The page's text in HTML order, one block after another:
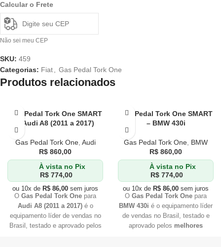
Calcular o Frete
Não sei meu CEP
SKU: 459
Categorias: Fiat Gas Pedal Tork One
Produtos relacionados
Gas Pedal Tork One SMART
– Audi A8 (2011 a 2017)
Gas Pedal Tork One, Audi
R$ 860,00
À vista no Pix
R$ 774,00
ou 10x de R$ 86,00 sem juros
O Gas Pedal Tork One para
Audi A8 (2011 a 2017) é o
equipamento líder de vendas no
Brasil, testado e aprovado pelos
Gas Pedal Tork One SMART
– BMW 430i
Gas Pedal Tork One BMW
R$ 860,00
À vista no Pix
R$ 774,00
ou 10x de R$ 86,00 sem juros
O Gas Pedal Tork One para
BMW 430i é o equipamento líder
de vendas no Brasil, testado e
aprovado pelos melhores